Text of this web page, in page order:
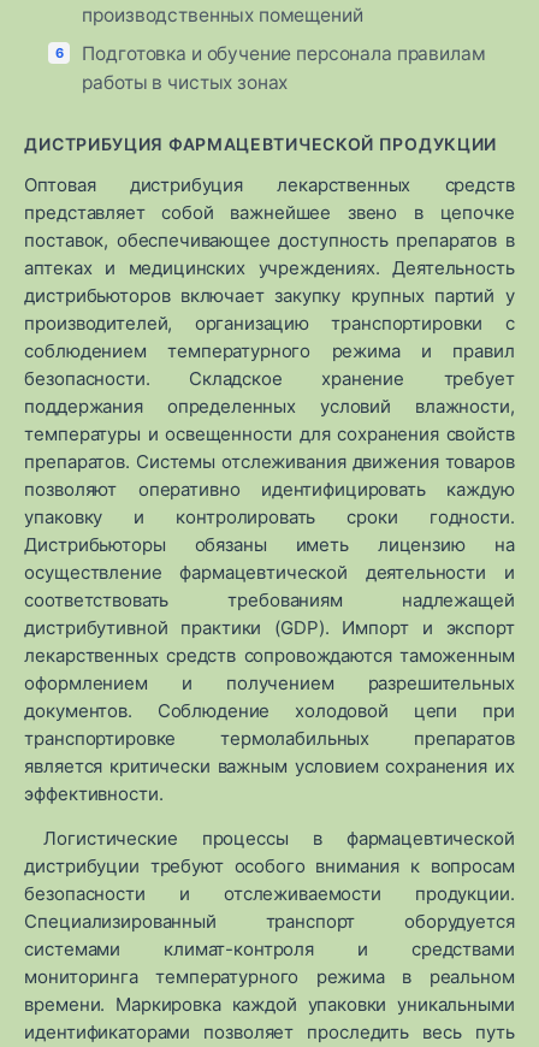
производственных помещений
Подготовка и обучение персонала правилам
работы в чистых зонах
ДИСТРИБУЦИЯ ФАРМАЦЕВТИЧЕСКОЙ ПРОДУКЦИИ
Оптовая дистрибуция лекарственных средств
представляет собой важнейшее звено в цепочке
поставок, обеспечивающее доступность препаратов в
аптеках и медицинских учреждениях. Деятельность
дистрибьюторов включает закупку крупных партий у
производителей, организацию транспортировки с
соблюдением температурного режима и правил
безопасности. Складское хранение требует
поддержания определенных условий влажности,
температуры и освещенности для сохранения свойств
препаратов. Системы отслеживания движения товаров
позволяют оперативно идентифицировать каждую
упаковку и контролировать сроки годности.
Дистрибьюторы обязаны иметь лицензию на
осуществление фармацевтической деятельности и
соответствовать требованиям надлежащей
дистрибутивной практики (GDP). Импорт и экспорт
лекарственных средств сопровождаются таможенным
оформлением и получением разрешительных
документов. Соблюдение холодовой цепи при
транспортировке термолабильных препаратов
является критически важным условием сохранения их
эффективности.
Логистические процессы в фармацевтической
дистрибуции требуют особого внимания к вопросам
безопасности и отслеживаемости продукции.
Специализированный транспорт оборудуется
системами климат-контроля и средствами
мониторинга температурного режима в реальном
времени. Маркировка каждой упаковки уникальными
идентификаторами позволяет проследить весь путь